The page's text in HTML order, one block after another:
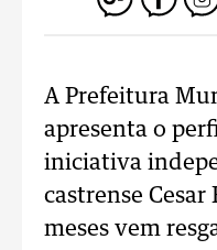
A Prefeitura
apresenta o
iniciativa
castrense Cesar
meses vem